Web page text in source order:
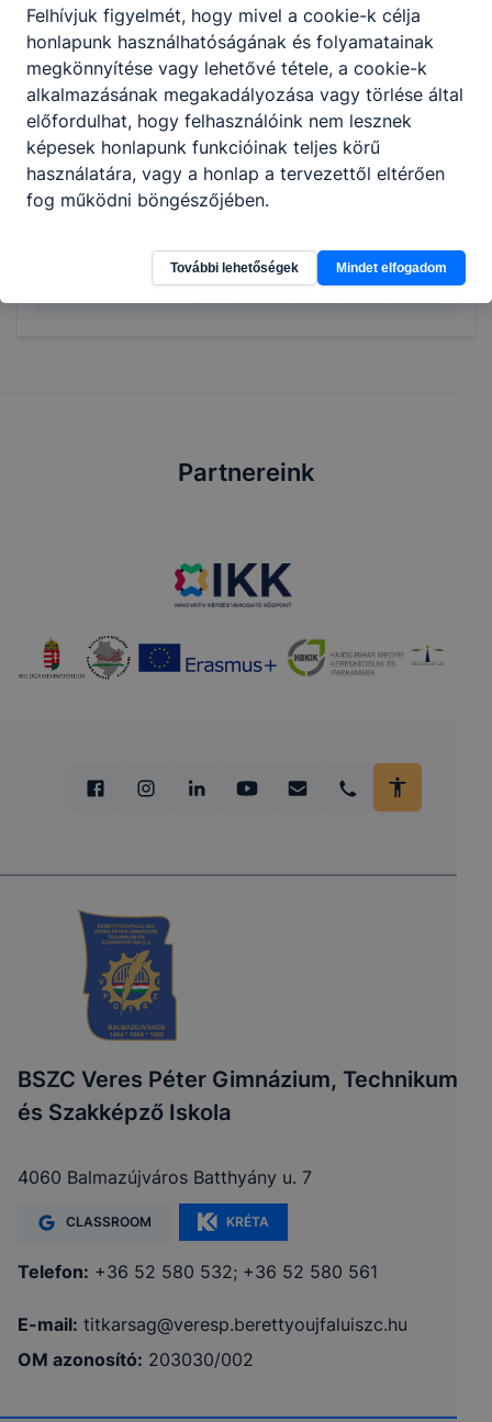
Partnereink
BSZC Veres Péter Gimnázium, Technikum
és Szakképző Iskola
4060 Balmazújváros Batthyány u. 7
CLASSROOM KRÉTA
Telefon: +36 52 580 532; +36 52 580 561
E-mail: titkarsag@veresp.berettyoujfaluiszc.hu
OM azonosító: 203030/002
Felhívjuk figyelmét, hogy mivel a cookie-k célja
honlapunk használhatóságának és folyamatainak
megkönnyítése vagy lehetővé tétele, a cookie-k
alkalmazásának megakadályozása vagy törlése által
előfordulhat, hogy felhasználóink nem lesznek
képesek honlapunk funkcióinak teljes körű
használatára, vagy a honlap a tervezettől eltérően
fog működni böngészőjében.
További lehetőségek Mindet elfogadom